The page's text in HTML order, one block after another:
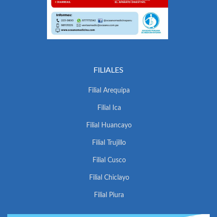
FILIALES
Filial Arequipa
Filial Ica
Filial Huancayo
Filial Trujillo
Filial Cusco
Filial Chiclayo
Filial Piura